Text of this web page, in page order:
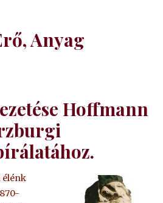
Anyag
Hoffmann
élénk